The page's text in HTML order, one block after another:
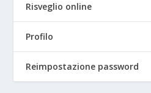
Risveglio online
Profilo
Reimpostazione password